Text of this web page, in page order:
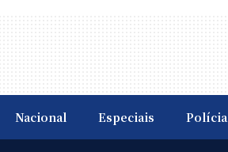
Nacional Especiais Polícia